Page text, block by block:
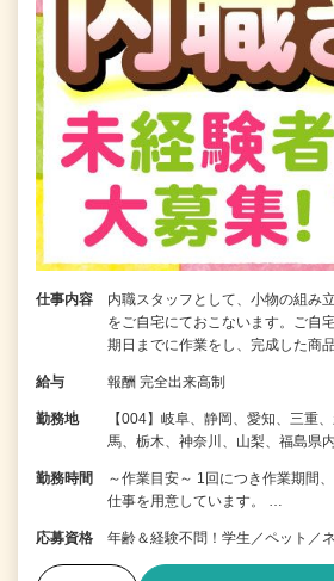
仕事内容
内職スタッフとして、小物の組み
をご自宅にておこないます。ご自
期日までに作業をし、完成した商
給与 報酬 完全出来高制
勤務地
【004】岐阜、静岡、愛知、三重
馬、栃木、神奈川、山梨、福島県
勤務時間
～作業目安～ 1回につき作業期間
仕事を用意しています。 …
応募資格 年齢＆経験不問！学生／ペット／